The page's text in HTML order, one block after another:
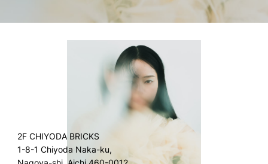
2F CHIYODA BRICKS
1-8-1 Chiyoda Naka-ku,